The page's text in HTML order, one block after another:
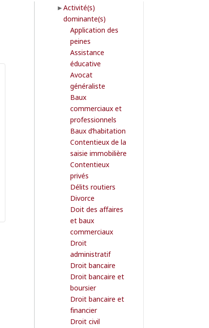
Activité(s)
dominante(s)
Application des
peines
Assistance
éducative
Avocat
généraliste
Baux
commerciaux et
professionnels
Baux d’habitation
Contentieux de la
saisie immobilière
Contentieux
privés
Délits routiers
Divorce
Doit des affaires
et baux
commerciaux
Droit
administratif
Droit bancaire
Droit bancaire et
boursier
Droit bancaire et
financier
Droit civil